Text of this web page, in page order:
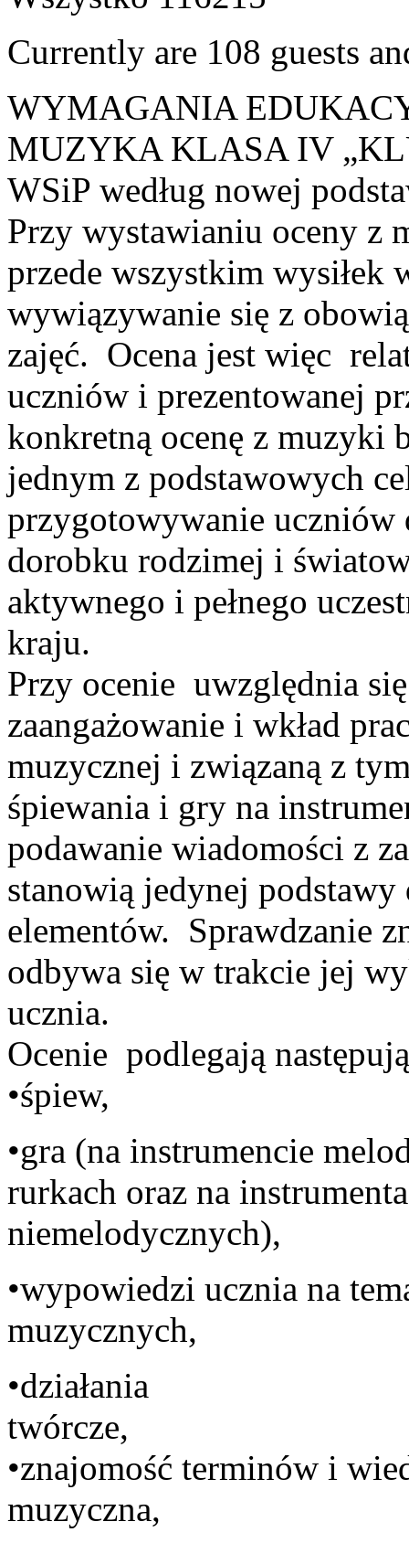
Currently are 108 guests
WYMAGANIA
MUZYKA KLASA IV
WSiP według nowej
Przy wystawianiu oceny z
przede wszystkim wysiłek
wywiązywanie się z
zajęć. Ocena jest więc
uczniów i prezentowanej
konkretną ocenę z muzyki
jednym z podstawowych
przygotowywanie uczniów
dorobku rodzimej i
aktywnego i pełnego
kraju.
Przy ocenie uwzględnia
zaangażowanie i wkład
muzycznej i związaną z
śpiewania i gry na
podawanie wiadomości z
stanowią jedynej
elementów. Sprawdzanie
odbywa się w trakcie jej
Ocenie podlegają
•gra (na instrumencie
rurkach oraz na
niemelodycznych),
•wypowiedzi ucznia na
•działania
•znajomość terminów i